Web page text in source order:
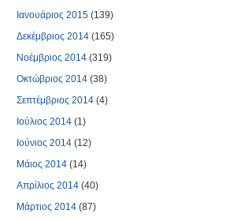
Ιανουάριος 2015 (139)
Δεκέμβριος 2014 (165)
Νοέμβριος 2014 (319)
Οκτώβριος 2014 (38)
Σεπτέμβριος 2014 (4)
Ιούλιος 2014 (1)
Ιούνιος 2014 (12)
Μάιος 2014 (14)
Απρίλιος 2014 (40)
Μάρτιος 2014 (87)